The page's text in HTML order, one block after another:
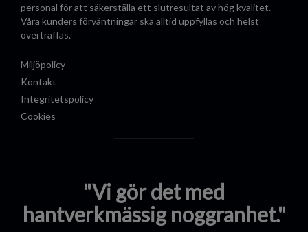
personal för att säkerställa ett slutresultat av hög kvalitet.
Våra kunders förväntningar ska alltid uppfyllas och helst
överträffas.
Miljöpolicy
Kontakt
Integritetspolicy
Cookies
"Vi gör det med
hantverkmässig noggranhet."